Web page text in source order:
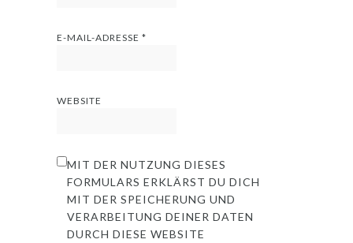
E-MAIL-ADRESSE*
WEBSITE
MIT DER NUTZUNG DIESES
FORMULARS ERKLÄRST DU DICH
MIT DER SPEICHERUNG UND
VERARBEITUNG DEINER DATEN
DURCH DIESE WEBSITE